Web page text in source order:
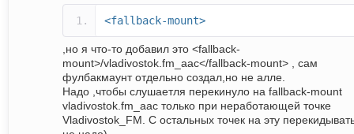
<fallback-mount>
,но я что-то добавил это <fallback-
mount>/vladivostok.fm_aac</fallback-mount> , сам
фулбакмаунт отдельно создал,но не алле.
Надо ,чтобы слушаетля перекинуло на fallback-mount
vladivostok.fm_aac только при неработающей точке
Vladivostok_FM. С остальных точек на эту